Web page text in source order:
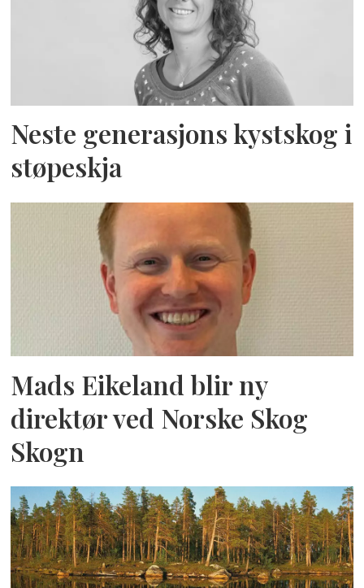
Neste generasjons kystskog i
støpeskja
Mads Eikeland blir ny
direktør ved Norske Skog
Skogn